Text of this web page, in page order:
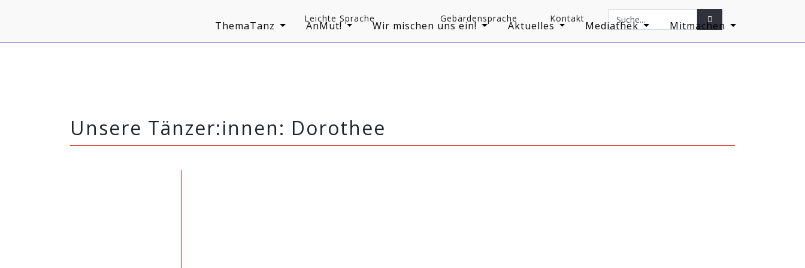
Leichte Sprache Gebärdensprache Kontakt SearchSearch
ThemaTanz AnMut! Wir mischen uns ein! Aktuelles Mediathek Mitmachen
Unsere Tänzer:innen: Dorothee